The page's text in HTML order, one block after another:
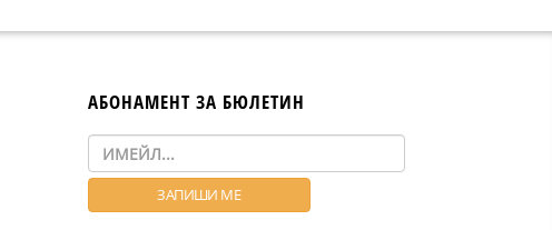
АБОНАМЕНТ ЗА БЮЛЕТИН